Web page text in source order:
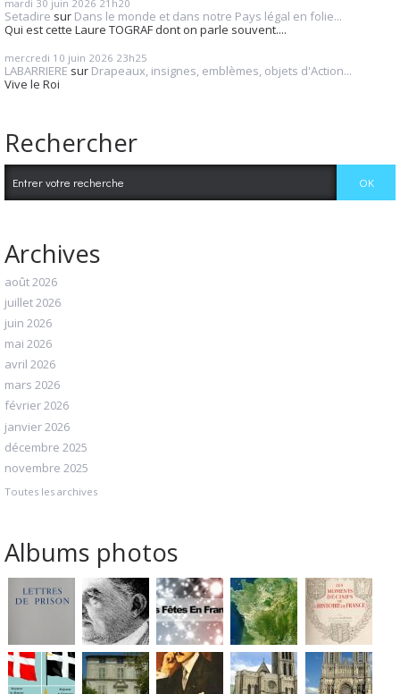
mardi 30 juin 2026 21h20
Setadire sur Dans le monde et dans notre Pays légal en folie...
Qui est cette Laure TOGRAF dont on parle souvent....
mercredi 10 juin 2026 23h25
LABARRIERE sur Drapeaux, insignes, emblèmes, objets d'Action...
Vive le Roi
Rechercher
Archives
août 2026
juillet 2026
juin 2026
mai 2026
avril 2026
mars 2026
février 2026
janvier 2026
décembre 2025
novembre 2025
Toutes les archives
Albums photos